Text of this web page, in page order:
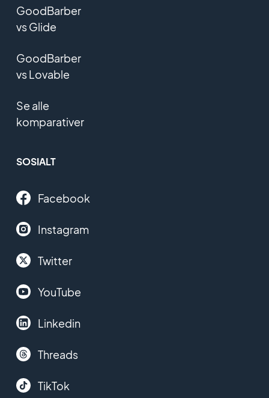
GoodBarber
vs Glide
GoodBarber
vs Lovable
Se alle
komparativer
SOSIALT
Facebook
Instagram
Twitter
YouTube
Linkedin
Threads
TikTok